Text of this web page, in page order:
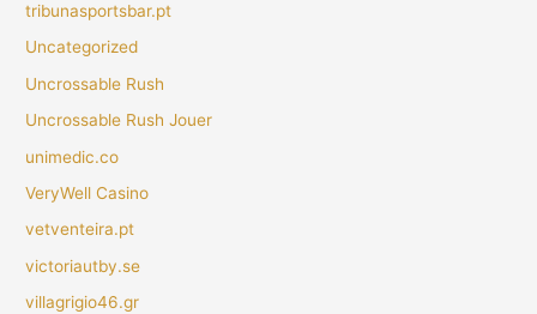
tribunasportsbar.pt
Uncategorized
Uncrossable Rush
Uncrossable Rush Jouer
unimedic.co
VeryWell Casino
vetventeira.pt
victoriautby.se
villagrigio46.gr